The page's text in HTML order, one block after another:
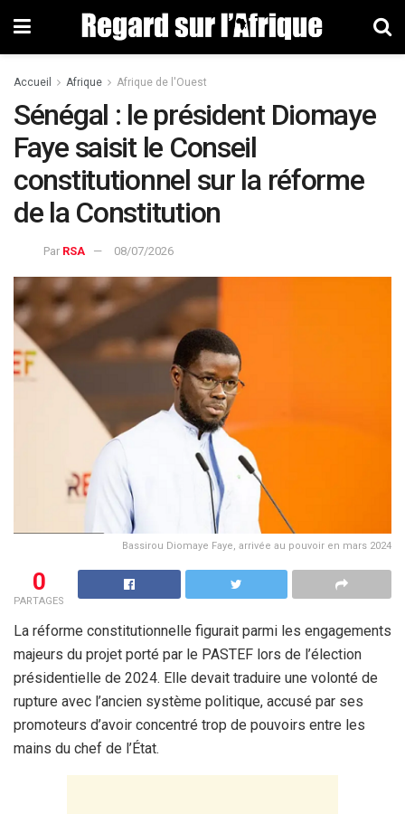
Accueil Afrique Afrique de l'Ouest
Sénégal : le président Diomaye
Faye saisit le Conseil
constitutionnel sur la réforme
de la Constitution
Par RSA 08/07/2026
Bassirou Diomaye Faye, arrivée au pouvoir en mars 2024
0
PARTAGES
La réforme constitutionnelle figurait parmi les engagements
majeurs du projet porté par le PASTEF lors de l’élection
présidentielle de 2024. Elle devait traduire une volonté de
rupture avec l’ancien système politique, accusé par ses
promoteurs d’avoir concentré trop de pouvoirs entre les
mains du chef de l’État.